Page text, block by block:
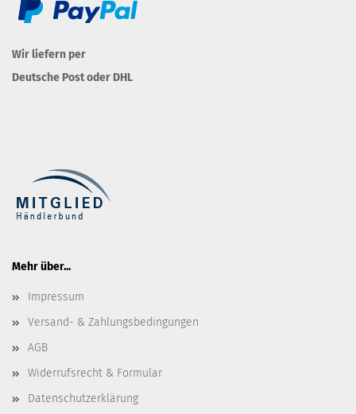
Wir liefern per
Deutsche Post oder DHL
Mehr über...
Impressum
Versand- & Zahlungsbedingungen
AGB
Widerrufsrecht & Formular
Datenschutzerklärung